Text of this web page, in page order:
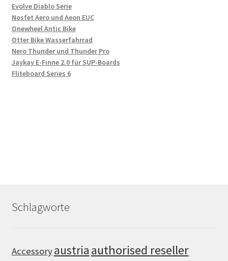
Evolve Diablo Serie
Nosfet Aero und Aeon EUC
Onewheel Antic Bike
Otter Bike Wasserfahrrad
Nero Thunder und Thunder Pro
Jaykay E-Finne 2.0 für SUP-Boards
Fliteboard Series 6
Schlagworte
Accessoryaustria authorised reseller